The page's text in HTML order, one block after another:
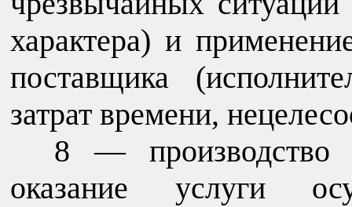
характера) и
поставщика
затрат времени,
8 — производство
оказание услуги